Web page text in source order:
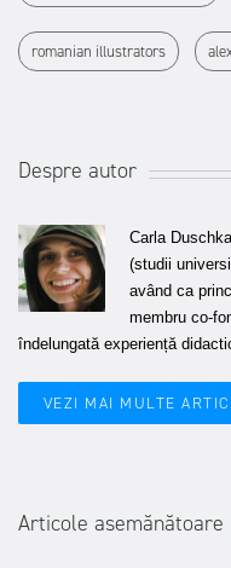
romanian illustrators
Despre autor
Carla
(studii
având ca
membru co-
îndelungată experiență
VEZI MAI MULTE
Articole asemănătoare